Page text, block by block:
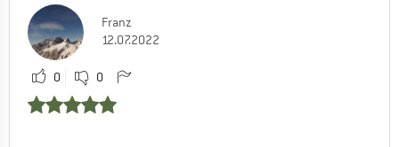
Franz
12.07.2022
0 0